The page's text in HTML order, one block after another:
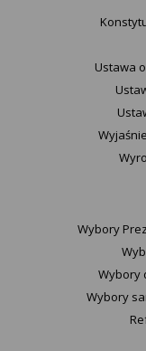
Ustawa
Wybory
Wybory
Wybory